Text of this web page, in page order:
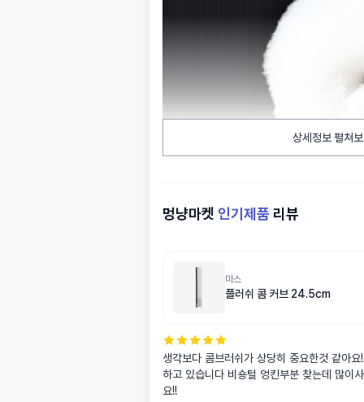
상세정보 펼쳐
멍냥마켓 인기제품 리뷰
마스
플러쉬 콤 커브 24.5cm
생각보다 콤브러쉬가 상당히 중요한것 같아
하고 있습니다 비숑털 엉킨부분 찾는데 많이
요!!